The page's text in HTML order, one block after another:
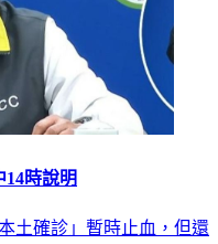
時說明
土確診」暫時止血，但還